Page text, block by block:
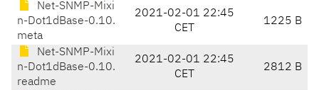
Net-SNMP-Mixi
n-Dot1dBase-0.10.
meta
2021-02-01 22:45
CET
1225 B
Net-SNMP-Mixi
n-Dot1dBase-0.10.
readme
2021-02-01 22:45
CET
2812 B